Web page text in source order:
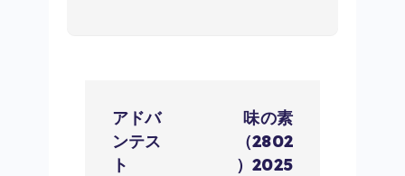
アドバ
ンテス
ト
味の素
（2802
）2025